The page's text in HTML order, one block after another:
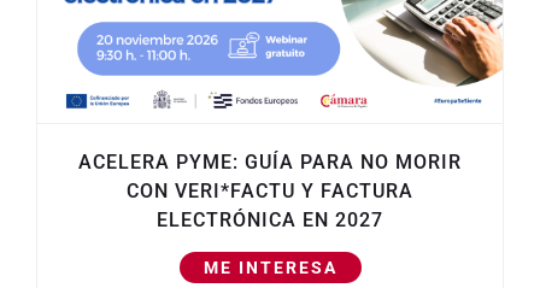
ACELERA PYME: GUÍA PARA NO MORIR
CON VERI*FACTU Y FACTURA
ELECTRÓNICA EN 2027
ME INTERESA